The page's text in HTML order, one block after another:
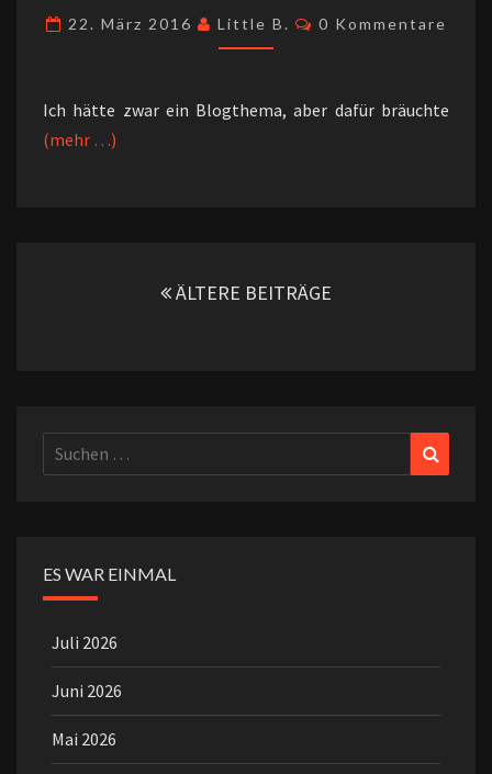
22. März 2016 Little B. Kommentare
0 Kommentare
Ich hätte zwar ein Blogthema, aber dafür bräuchte
(mehr …)
ÄLTERE BEITRÄGE
Suchen
nach:
ES WAR EINMAL
Juli 2026
Juni 2026
Mai 2026